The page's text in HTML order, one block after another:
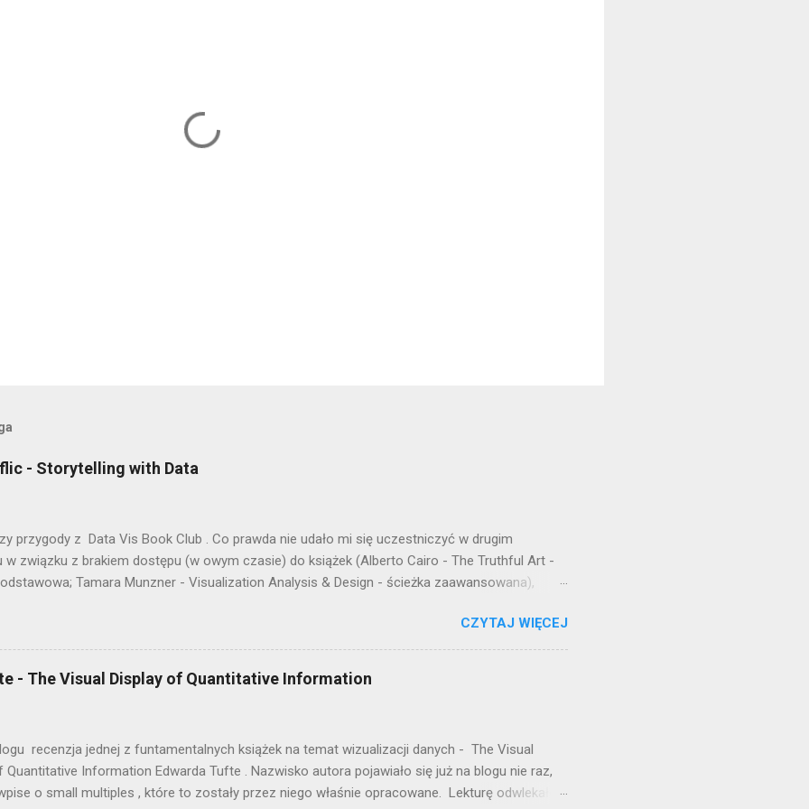
- Storytelling with Data
przygody z Data Vis Book Club . Co prawda nie udało mi się uczestniczyć w drugim
w związku z brakiem dostępu (w owym czasie) do książek (Alberto Cairo - The Truthful Art -
Tamara Munzner - Visualization Analysis & Design - ścieżka zaawansowana),
książek o tematyce wizualizacji - Storytelling with Data autorstwa Cole N. Knaflic. Cole jest
widocznych osób w środowisku wizualizacji i jedną z najpopularniejszych konsultantek -
m.in. z Google. Prowadzi również warsztaty z wizualizacji oraz nagrywa podcast o tym
co książka. Książka jest spójna z dewizą Cole. Jej wizualizacje są proste, nie korzysta ona
CZYTAJ WIĘCEJ
- The Visual Display of Quantitative Information
recenzja jednej z funtamentalnych książek na temat wizualizacji danych - The Visual
Quantitative Information Edwarda Tufte . Nazwisko autora pojawiało się już na blogu nie raz,
o small multiples , które to zostały przez niego właśnie opracowane. Lekturę odwlekałem